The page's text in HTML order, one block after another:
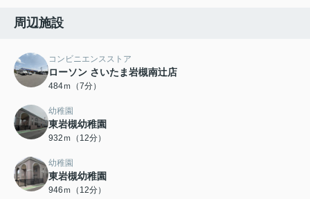
周辺施設
コンビニエンスストア
ローソン さいたま岩槻南辻店
484ｍ（7分）
幼稚園
東岩槻幼稚園
932ｍ（12分）
幼稚園
東岩槻幼稚園
946ｍ（12分）